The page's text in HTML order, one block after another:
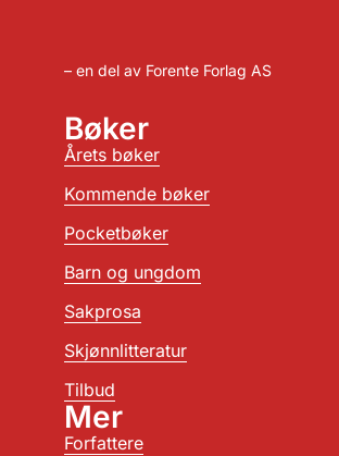
– en del av Forente Forlag AS
Bøker
Årets bøker
Kommende bøker
Pocketbøker
Barn og ungdom
Sakprosa
Skjønnlitteratur
Tilbud
Mer
Forfattere